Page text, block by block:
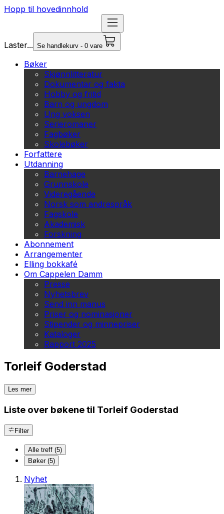
Hopp til hovedinnhold
Laster... Se handlekurv - 0 vare
Bøker
Skjønnlitteratur
Dokumentar og fakta
Hobby og fritid
Barn og ungdom
Ung voksen
Serieromaner
Fagbøker
Skolebøker
Forfattere
Utdanning
Barnehage
Grunnskole
Videregående
Norsk som andrespråk
Fagskole
Akademisk
Forskning
Abonnement
Arrangementer
Elling bokkafé
Om Cappelen Damm
Presse
Nyhetsbrev
Send inn manus
Priser og nominasjoner
Stipender og minnepriser
Kataloger
Rapport 2025
Torleif Goderstad
Les mer
Liste over bøkene til Torleif Goderstad
Filter
Alle treff (5)
Bøker (5)
Nyhet